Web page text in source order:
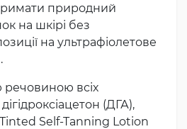
природний
на шкірі без
на ультрафіолетове
всіх
(ДГА),
Self-Tanning Lotion